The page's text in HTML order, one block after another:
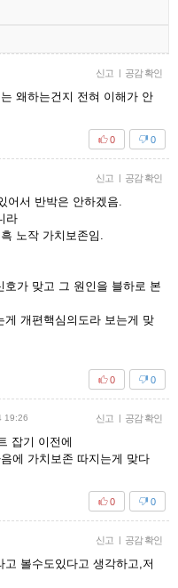
신고 | 공감 확인
왜하는건지 전혀 이해가 안
0
0
신고 | 공감 확인
어서 반박은 안하겠음.
라
노작 가치보존임.
호가 맞고 그 원인을 블하로 본
게 개편핵심의도라 보는게 맞
0
0
19:26 신고 | 공감 확인
잡기 이전에
에 가치보존 따지는게 맞다
0
0
신고 | 공감 확인
고 볼수도있다고 생각하고,저